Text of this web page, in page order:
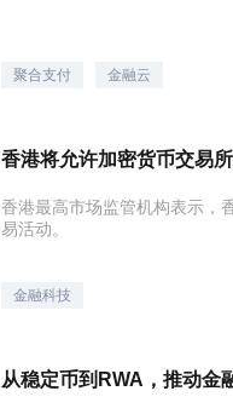
聚合支付 金融云
香港将允许加密货币交易
香港最高市场监管机构表示，
易活动。
金融科技
从稳定币到RWA，推动金